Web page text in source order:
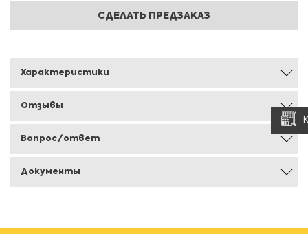
СДЕЛАТЬ ПРЕДЗАКАЗ
Характеристики
Отзывы
Вопрос/ответ
Документы